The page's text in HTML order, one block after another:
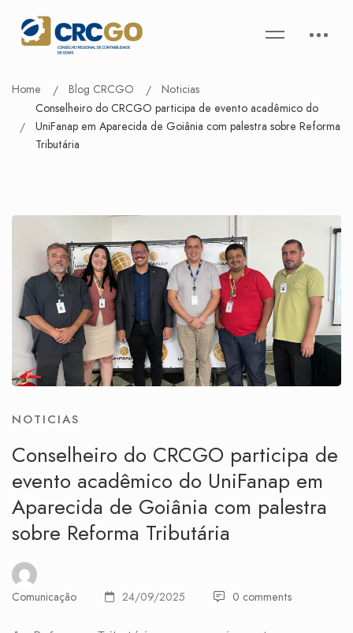
Home Blog CRCGO
Noticias
Conselheiro do CRCGO participa de evento acadêmico do
UniFanap em Aparecida de Goiânia com palestra sobre Reforma
Tributária
NOTICIAS
Conselheiro do CRCGO participa de
evento acadêmico do UniFanap em
Aparecida de Goiânia com palestra
sobre Reforma Tributária
Comunicação 24/09/2025 0 comments